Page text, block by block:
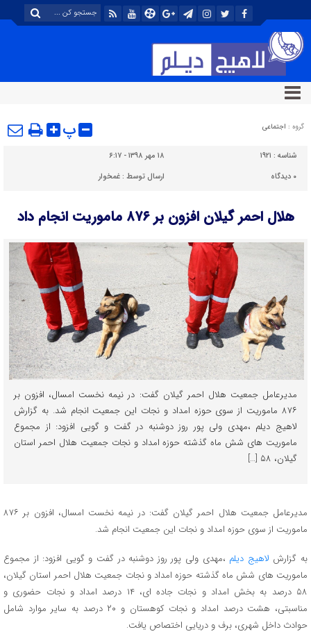
گروه : اجتماعی پ
شناسه : ۱۹۲۱
۱۸ مهر ۱۳۹۸ - ۶:۱۷
۰ دیدگاه ارسال توسط :غمخوار
هلال احمر گیلان افزون بر ۸۷۶ ماموریت انجام داد
مدیرعامل جمعیت هلال احمر گیلان گفت: در نیمه نخست امسال، افزون بر
۸۷۶ ماموریت از سوی حوزه امداد و نجات این جمعیت انجام شد. به گزارش
لاهیج دیلم ،مهدی ولی پور روز دوشنبه در گفت و گویی افزود: از مجموع
ماموریت های شش ماه گذشته حوزه امداد و نجات جمعیت هلال احمر استان
گیلان، ۵۸ […]
مدیرعامل جمعیت هلال احمر گیلان گفت: در نیمه نخست امسال، افزون بر ۸۷۶
ماموریت از سوی حوزه امداد و نجات این جمعیت انجام شد.
به گزارش لاهیج دیلم ،مهدی ولی پور روز دوشنبه در گفت و گویی افزود: از مجموع
ماموریت های شش ماه گذشته حوزه امداد و نجات جمعیت هلال احمر استان گیلان،
۵۸ درصد به بخش امداد و نجات جاده ای، ۱۴ درصد امداد و نجات حضوری و
مناسبتی، هشت درصد امداد و نجات کوهستان و ۲۰ درصد به سایر موارد شامل
حوادث داخل شهری، برف و دریایی اختصاص یافت.